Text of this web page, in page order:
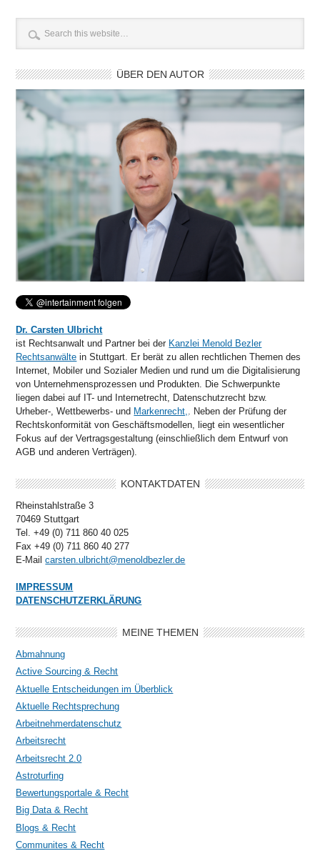
ÜBER DEN AUTOR
Dr. Carsten Ulbricht
ist Rechtsanwalt und Partner bei der Kanzlei Menold Bezler
Rechtsanwälte in Stuttgart. Er berät zu allen rechtlichen Themen des
Internet, Mobiler und Sozialer Medien und rund um die Digitalisierung
von Unternehmensprozessen und Produkten. Die Schwerpunkte
liegen dabei auf IT- und Internetrecht, Datenschutzrecht bzw.
Urheber-, Wettbewerbs- und Markenrecht,. Neben der Prüfung der
Rechtskonformität von Geschäftsmodellen, liegt ein wesentlicher
Fokus auf der Vertragsgestaltung (einschließlich dem Entwurf von
AGB und anderen Verträgen).
KONTAKTDATEN
Rheinstahlstraße 3
70469 Stuttgart
Tel. +49 (0) 711 860 40 025
Fax +49 (0) 711 860 40 277
E-Mailcarsten.ulbricht@menoldbezler.de
IMPRESSUM
DATENSCHUTZERKLÄRUNG
MEINE THEMEN
Abmahnung
Active Sourcing & Recht
Aktuelle Entscheidungen im Überblick
Aktuelle Rechtsprechung
Arbeitnehmerdatenschutz
Arbeitsrecht
Arbeitsrecht 2.0
Astroturfing
Bewertungsportale & Recht
Big Data & Recht
Blogs & Recht
Communites & Recht